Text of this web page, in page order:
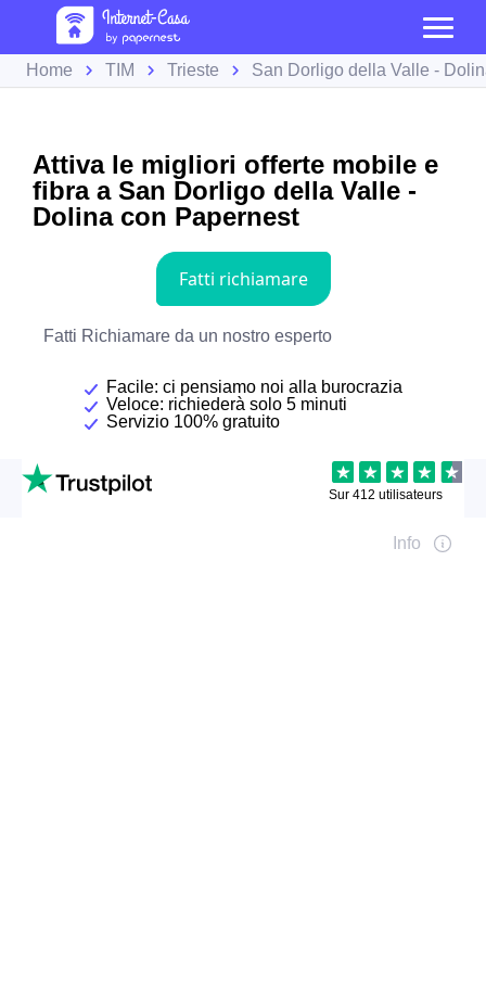
Home TIM Trieste San Dorligo della Valle -